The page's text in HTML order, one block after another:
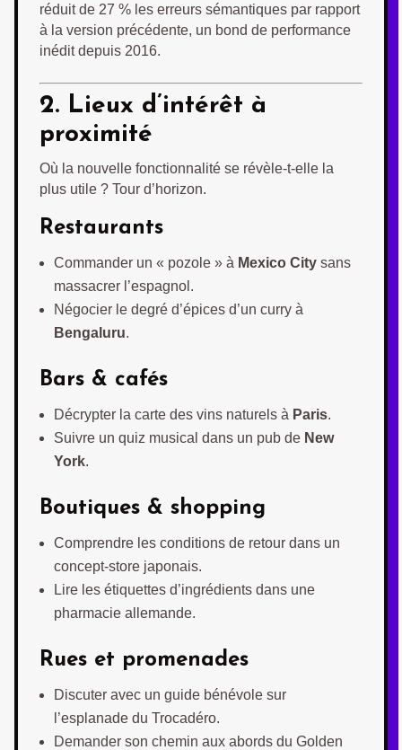
réduit de 27 % les erreurs sémantiques par rapport
à la version précédente, un bond de performance
inédit depuis 2016.
2. Lieux d’intérêt à
proximité
Où la nouvelle fonctionnalité se révèle-t-elle la
plus utile ? Tour d’horizon.
Restaurants
Commander un « pozole » à Mexico City sans
massacrer l’espagnol.
Négocier le degré d’épices d’un curry à
Bengaluru.
Bars & cafés
Décrypter la carte des vins naturels à Paris.
Suivre un quiz musical dans un pub de New
York.
Boutiques & shopping
Comprendre les conditions de retour dans un
concept-store japonais.
Lire les étiquettes d’ingrédients dans une
pharmacie allemande.
Rues et promenades
Discuter avec un guide bénévole sur
l’esplanade du Trocadéro.
Demander son chemin aux abords du Golden